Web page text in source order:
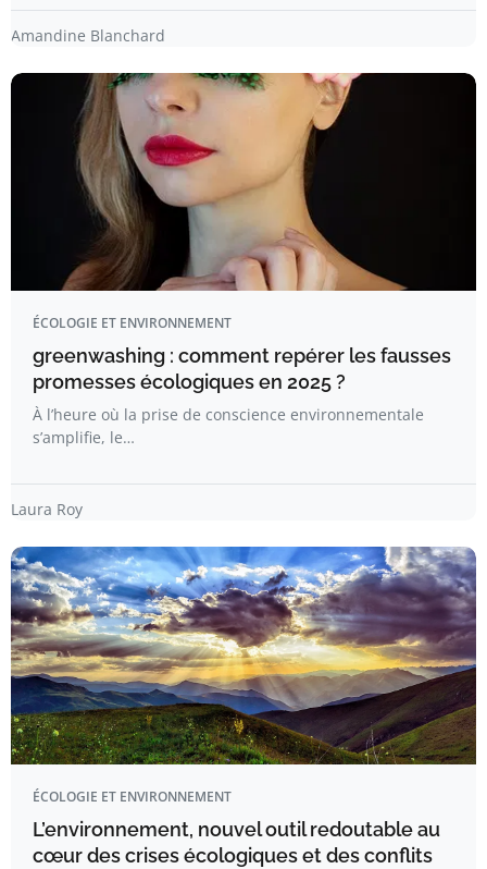
Amandine Blanchard
ÉCOLOGIE ET ENVIRONNEMENT
greenwashing : comment repérer les fausses
promesses écologiques en 2025 ?
À l’heure où la prise de conscience environnementale
s’amplifie, le…
Laura Roy
ÉCOLOGIE ET ENVIRONNEMENT
L’environnement, nouvel outil redoutable au
cœur des crises écologiques et des conflits